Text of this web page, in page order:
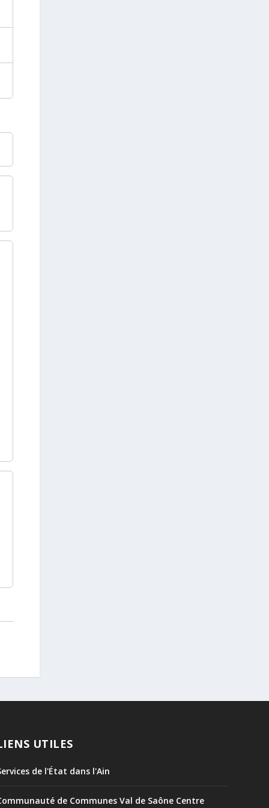
UTILES
de l'État dans l'Ain
de Communes Val de Saône Centre